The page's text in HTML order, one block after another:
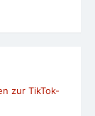
zur TikTok-